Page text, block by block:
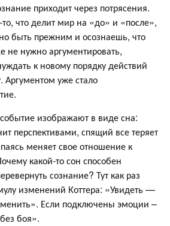
приходит через потрясения.
то, что делит мир на «до» и «после»,
быть прежним и осознаешь, что
не нужно аргументировать,
к новому порядку действий
уже стало
изображают в виде сна:
перспективами, спящий все теряет
меняет свое отношение к
какой-то сон способен
сознание? Тут как раз
изменений Коттера: «Увидеть —
Если подключены эмоции –
боя».